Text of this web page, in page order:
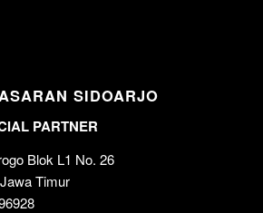
SIDOARJO
PARTNER
Blok L1 No. 26
Timur